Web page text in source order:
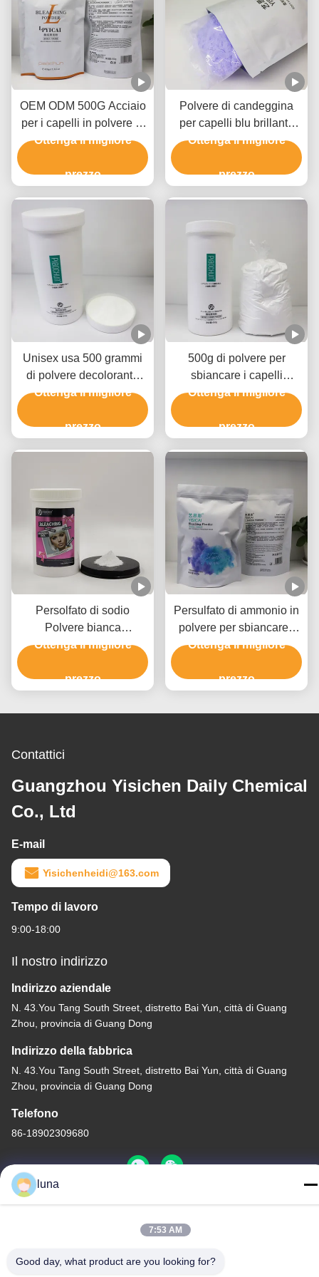
OEM ODM 500G Acciaio
per i capelli in polvere di
sbiancamento
Ottenga il migliore
prezzo
Polvere di candeggina
per capelli blu brillante
per creare bionde di
Ottenga il migliore
prezzo
Unisex usa 500 grammi
di polvere decolorante
per capelli professionale
a 8-9 livelli
Ottenga il migliore
prezzo
500g di polvere per
sbiancare i capelli
professionale, polvere per
salone OEM
Ottenga il migliore
prezzo
Persolfato di sodio
Polvere bianca
sbiancante Polvere
8-9 livelli
Ottenga il migliore
prezzo
Persulfato di ammonio in
polvere per sbiancare i
capelli 9 gradi
Ottenga il migliore
prezzo
Contattici
Guangzhou Yisichen Daily Chemical
Co., Ltd
E-mail
Yisichenheidi@163.com
Tempo di lavoro
9:00-18:00
Il nostro indirizzo
Indirizzo aziendale
N. 43.You Tang South Street, distretto Bai Yun, città di Guang
Zhou, provincia di Guang Dong
Indirizzo della fabbrica
N. 43.You Tang South Street, distretto Bai Yun, città di Guang
Zhou, provincia di Guang Dong
Telefono
86-18902309680
Norme sulla privacy Mappa del sito
© di Copyright -2026 Guangzhou Yisichen Daily Chemical Co.,
luna
7:53 AM
Good day, what product are you looking for?